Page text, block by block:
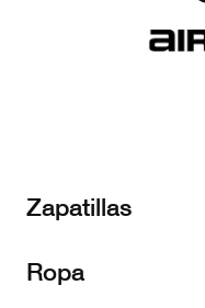
Zapatillas
Ropa